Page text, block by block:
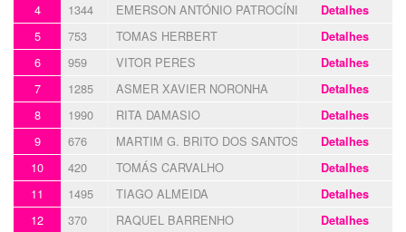
4 1344 EMERSON ANTÓNIO PATROCÍNIO JOSÉDetalhes
5 753 TOMAS HERBERT Detalhes
6 959 VITOR PERES Detalhes
7 1285 ASMER XAVIER NORONHA Detalhes
8 1990 RITA DAMASIO Detalhes
9 676 MARTIM G. BRITO DOS SANTOS Detalhes
10 420 TOMÁS CARVALHO Detalhes
11 1495 TIAGO ALMEIDA Detalhes
12 370 RAQUEL BARRENHO Detalhes